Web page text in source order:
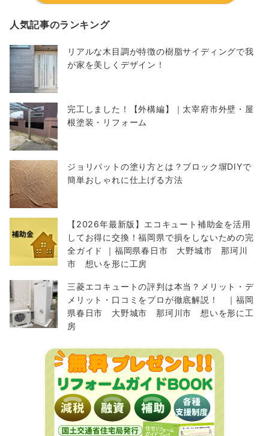
人気記事のランキング
リアルな木目調が特徴の樹脂サイディングで我
が家を美しくデザイン！
完工しました！【外構編】｜太宰府市外壁・屋
根塗装・リフォーム
ジョリパットの塗り方とは？ブロック塀DIYで
簡単おしゃれに仕上げる方法
【2026年最新版】エコキュート補助金を活用
してお得に交換！福岡県で損をしないための完
全ガイド ｜福岡県春日市 大野城市 那珂川
市 想いを形に工房
三菱エコキュートの評判は本当？メリット・デ
メリット・口コミをプロが徹底解説！ ｜福岡
県春日市 大野城市 那珂川市 想いを形に工
房